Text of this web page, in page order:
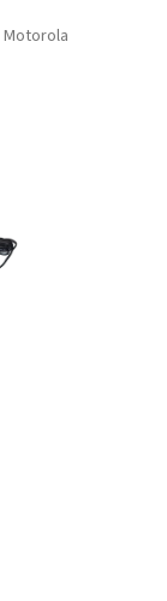
Motorola